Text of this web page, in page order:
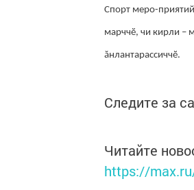
Спорт меро-
марччӗ, чи кирли –
ăнлантарассиччӗ.
Следите за
Читайте
https://